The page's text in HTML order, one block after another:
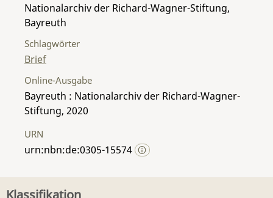
Nationalarchiv der Richard-Wagner-Stiftung,
Bayreuth
Schlagwörter
Brief
Online-Ausgabe
Bayreuth : Nationalarchiv der Richard-Wagner-
Stiftung, 2020
URN
urn:nbn:de:0305-15574
Klassifikation